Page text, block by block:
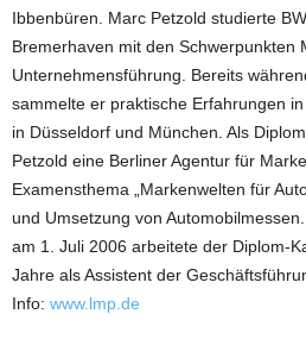
Ibbenbüren. Marc Petzold studierte
Bremerhaven mit den Schwerpunkten
Unternehmensführung. Bereits
sammelte er praktische Erfahrungen
in Düsseldorf und München. Als
Petzold eine Berliner Agentur für
Examensthema „Markenwelten für
und Umsetzung von
am 1. Juli 2006 arbeitete der Diplom-
Jahre als Assistent der
Info: www.lmp.de